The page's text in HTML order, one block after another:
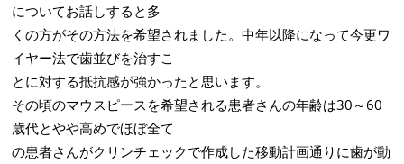
についてお話しすると多
くの方がその方法を希望されました。中年以降になって今更ワ
イヤー法で歯並びを治すこ
とに対する抵抗感が強かったと思います。
その頃のマウスピースを希望される患者さんの年齢は30～60
歳代とやや高めでほぼ全て
の患者さんがクリンチェックで作成した移動計画通りに歯が動